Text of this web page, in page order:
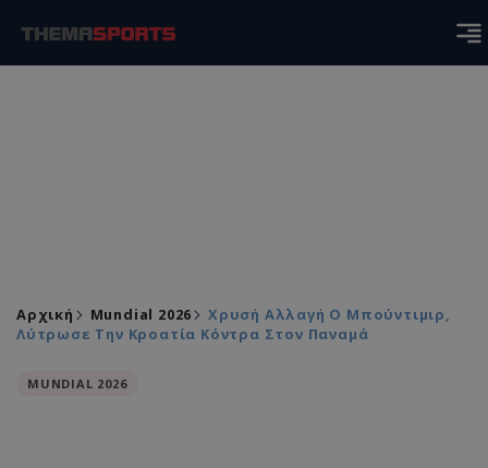
Αρχική Mundial 2026
Χρυσή Αλλαγή Ο Μπούντιμιρ,
Λύτρωσε Την Κροατία Κόντρα Στον Παναμά
MUNDIAL 2026